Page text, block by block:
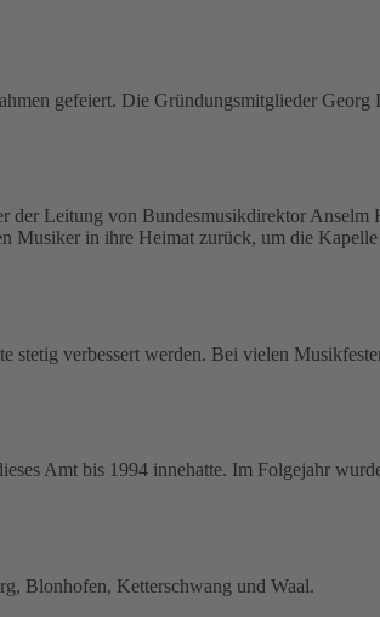
gefeiert. Die Gründungsmitglieder
der Leitung von Bundesmusikdirektor
Musiker in ihre Heimat zurück, um die
verbessert werden. Bei vielen
Amt bis 1994 innehatte. Im Folgejahr
Blonhofen, Ketterschwang und Waal.